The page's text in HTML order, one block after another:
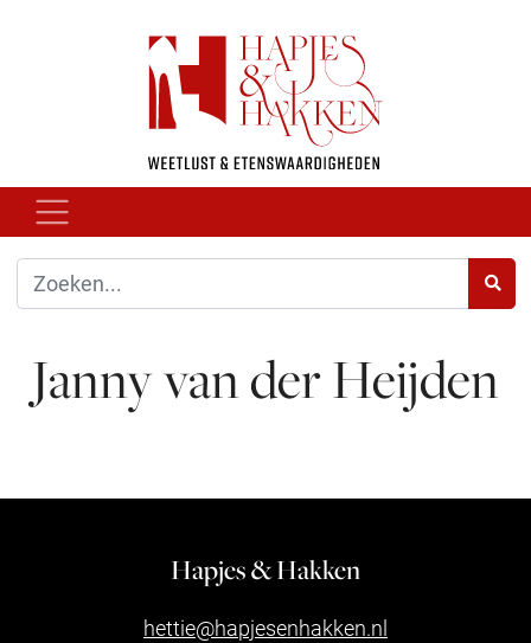
Janny van der Heijden
Hapjes & Hakken
hettie@hapjesenhakken.nl